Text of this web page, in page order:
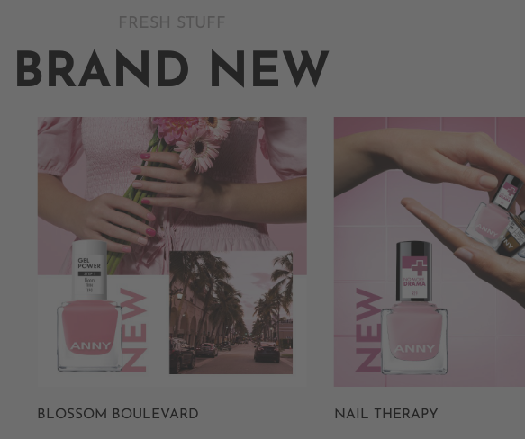
FRESH STUFF
BRAND NEW
BLOSSOM BOULEVARD NAIL THERAPY